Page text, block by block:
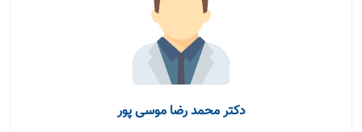
دکتر محمد رضا موسی پور